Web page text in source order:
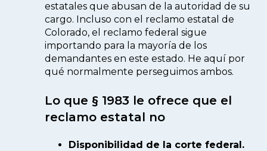
estatales que abusan de la autoridad de su
cargo. Incluso con el reclamo estatal de
Colorado, el reclamo federal sigue
importando para la mayoría de los
demandantes en este estado. He aquí por
qué normalmente perseguimos ambos.
Lo que § 1983 le ofrece que el
reclamo estatal no
Disponibilidad de la corte federal.